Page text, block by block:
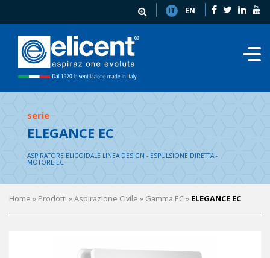
IT EN
serie
ELEGANCE EC
ASPIRATORE ELICOIDALE LINEA DESIGN - ESPULSIONE DIRETTA -
MOTORE EC
Home » Prodotti »Aspirazione Civile » Gamma EC» ELEGANCE EC